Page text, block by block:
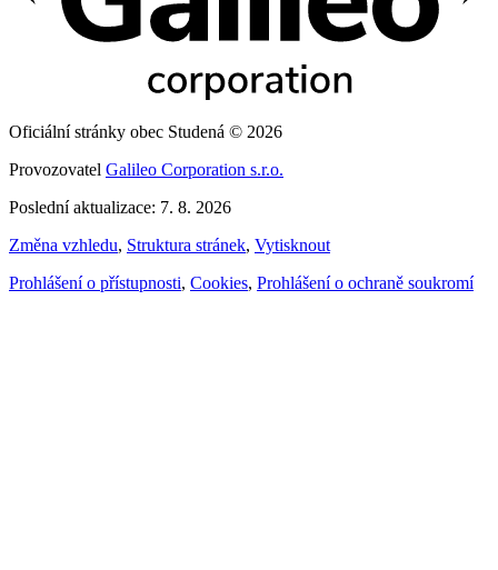
Oficiální stránky obec Studená © 2026
Provozovatel Galileo Corporation s.r.o.
Poslední aktualizace: 7. 8. 2026
Změna vzhledu, Struktura stránek, Vytisknout
Prohlášení o přístupnosti, Cookies, Prohlášení o ochraně soukromí